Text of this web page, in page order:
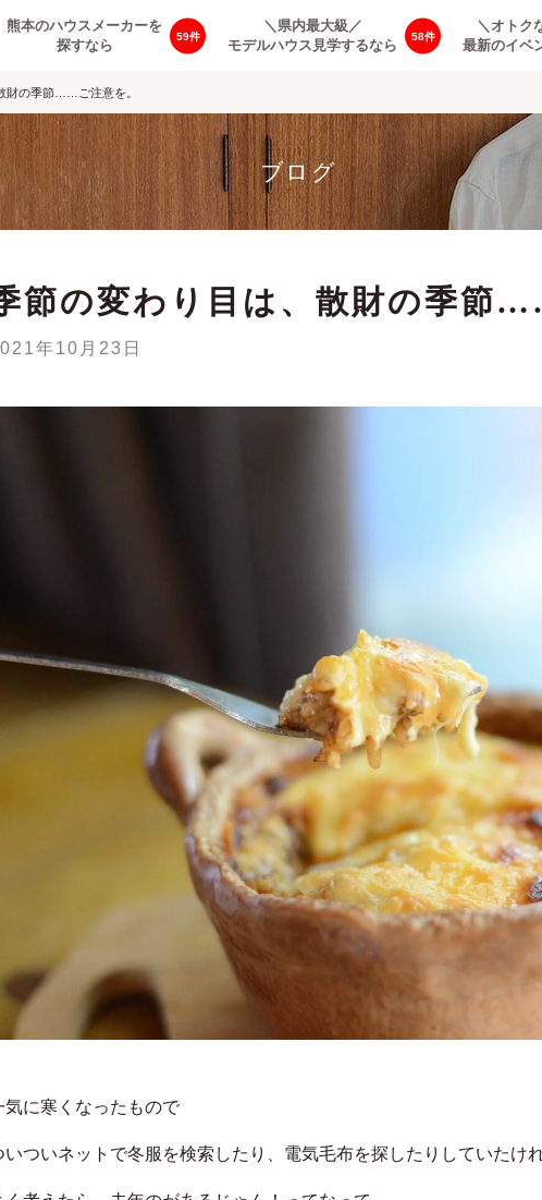
59
熊本のハウスメーカーを
探すなら
58
＼県内最大級／
モデルハウス見学するなら
＼オトク
最新のイベ
財の季節……ご注意を。
ブログ
節の変わり目は、散財の季節
年10月23日
気に寒くなったもので
いついネットで冬服を検索したり、電気毛布を探したりしていたけ